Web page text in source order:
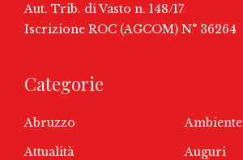
Aut. Trib. di Vasto n. 148/17
Iscrizione ROC (AGCOM) N° 36264
Categorie
Abruzzo
Ambiente
Attualità
Auguri